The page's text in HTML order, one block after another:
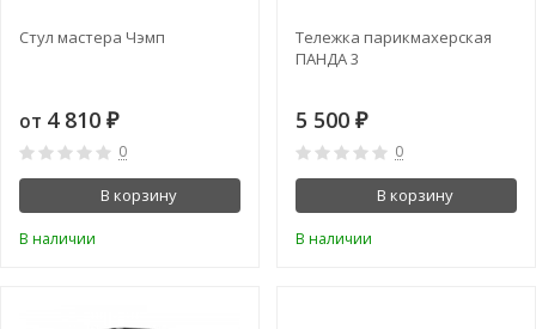
Стул мастера Чэмп
от 4 810 ₽
0
В корзину
В наличии
Тележка парикмахерская
ПАНДА 3
5 500 ₽
0
В корзину
В наличии